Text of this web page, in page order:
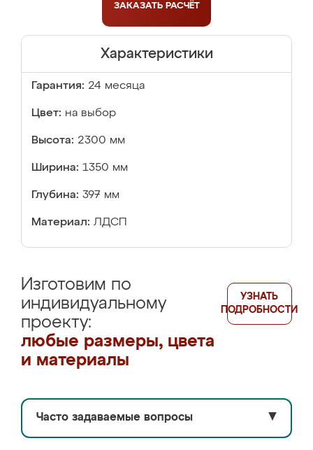
ЗАКАЗАТЬ РАСЧЁТ
Характеристики
Гарантия: 24 месяца
Цвет: на выбор
Высота: 2300 мм
Ширина: 1350 мм
Глубина: 397 мм
Материал: ЛДСП
Изготовим по
индивидуальному
проекту:
любые размеры, цвета
и материалы
УЗНАТЬ
ПОДРОБНОСТИ
Часто задаваемые вопросы ▼